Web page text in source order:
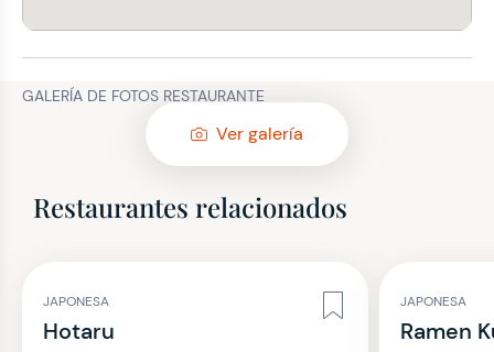
GALERÍA DE FOTOS RESTAURANTE
Ver galería
Restaurantes relacionados
JAPONESA
Hotaru
JAPONESA
Ramen